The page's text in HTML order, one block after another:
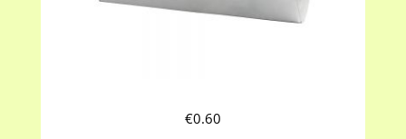
€0.60